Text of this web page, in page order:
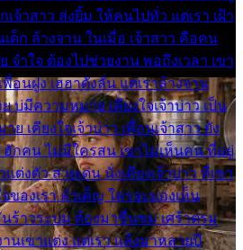
จ้าสาว ส่งยิ้ม ให้คนไปทั่ว แต่เรา เฝ้า
ด็ก ล้างจาน ในเมื่อ เจ้าสาว คือคน
จำใจ ต้องไปช่วยงาน พอถึงเวลา เขา
อนฝูง เฮฮาดังลั่น แต่เราล้างจาน
บ่มีความหมาย เคียงใจเจ้าบ่าว เป็น
เคียงใจเจ้าบ่าว เพื่อนเจ้าสาว ยัง
กคน ไม่มีใครสน เขาไม่เห็นคน ที่อยู่
ต่งตัว สวยเด่น นั่งเคียงเจ้าบ่าว ที่เขา
ของเรา ลำเค็ญ ใครจะมองเห็น
นร้าวระบม ต้องมาขื่นขม เศร้าตรม
นเขาแต่ง แต่เรา แล้งมาหลายปี